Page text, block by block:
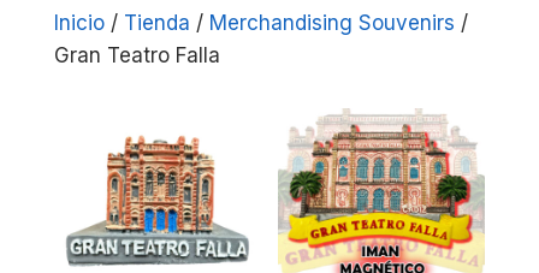
Inicio/ Tienda / Merchandising Souvenirs /
Gran Teatro Falla